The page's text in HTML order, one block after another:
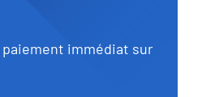
paiement immédiat sur